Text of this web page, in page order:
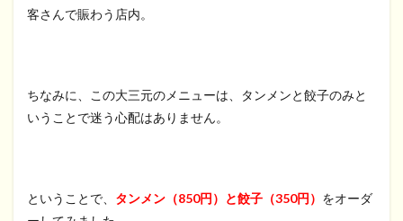
客さんで賑わう店内。
ちなみに、この大三元のメニューは、タンメンと餃子のみと
いうことで迷う心配はありません。
ということで、 タンメン（850円）と餃子（350円） をオーダ